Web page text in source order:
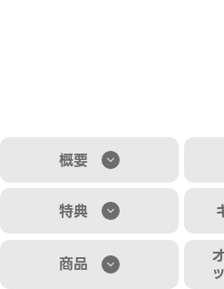
概要
特典
商品